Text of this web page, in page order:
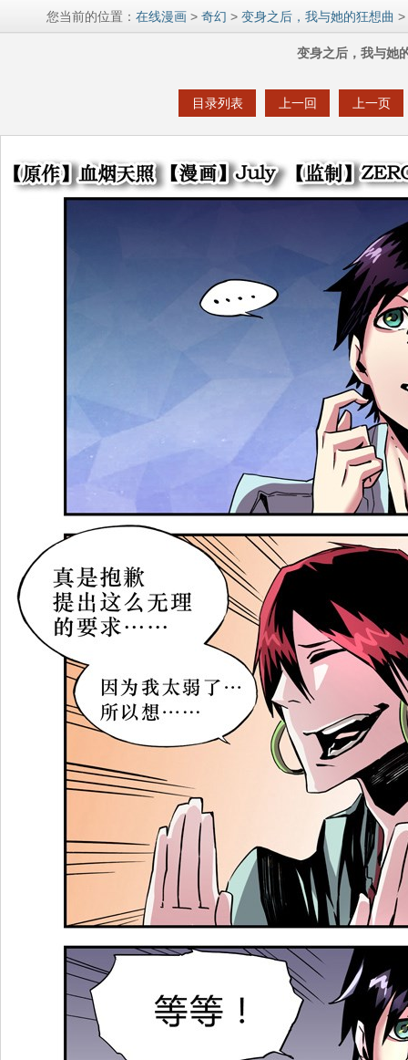
您当前的位置：在线漫画 >奇幻 >变身之后，我与她的狂想曲 >
变身之后，我与她
目录列表 上一回 上一页